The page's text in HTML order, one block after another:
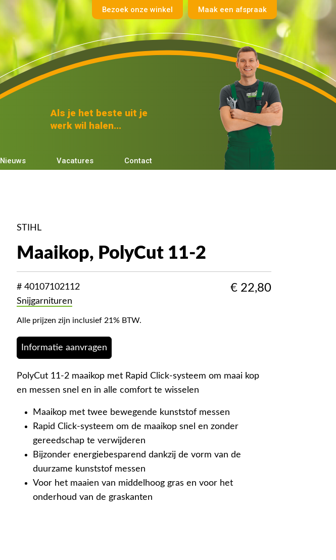
Bezoek onze winkel Maak een afspraak
Als je het beste uit je
werk wil halen...
Nieuws Vacatures Contact
STIHL
Maaikop, PolyCut 11-2
# 40107102112
Snijgarnituren
€ 22,80
Alle prijzen zijn inclusief 21% BTW.
Informatie aanvragen
PolyCut 11-2 maaikop met Rapid Click-systeem om maai kop
en messen snel en in alle comfort te wisselen
Maaikop met twee bewegende kunststof messen
Rapid Click-systeem om de maaikop snel en zonder
gereedschap te verwijderen
Bijzonder energiebesparend dankzij de vorm van de
duurzame kunststof messen
Voor het maaien van middelhoog gras en voor het
onderhoud van de graskanten